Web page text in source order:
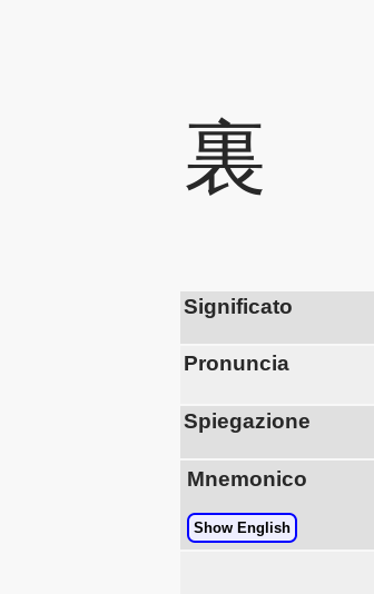
裏
Significato
Pronuncia
Spiegazione
Mnemonico
Show English